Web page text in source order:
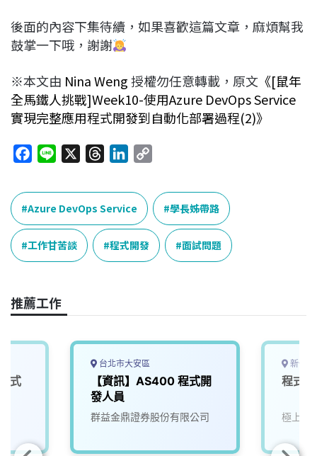
後面的內容下集待續，如果喜歡這篇文章，麻煩幫我
鼓掌一下哦，謝謝
※本文由 Nina Weng授權勿任意轉載，原文 《[鼠年
全馬鐵人挑戰]Week10-使用Azure DevOps Service
實現完整應用程式開發到自動化部署過程(2)》
c
e
b
o
o
n
e
r
e
a
d
s
n
k
e
d
I
y
L
n
Azure DevOps Service 學長姊帶路
工作甘苦談 程式開發 面試問題
推薦工作
式
台北市大安區
【資訊】AS400 程式開
發人員
群益金鼎證券股份有限公司
新竹
程式
極上教